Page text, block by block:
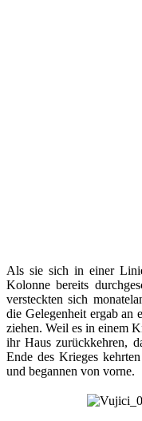
Als sie sich in einer
Kolonne bereits
versteckten sich
die Gelegenheit ergab an
ziehen. Weil es in einem
ihr Haus zurückkehren,
Ende des Krieges
und begannen von vorne.